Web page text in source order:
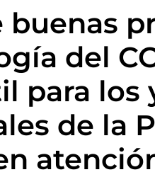
buenas
del
para los
de la